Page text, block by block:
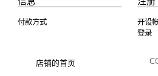
付款方式
开设
登录
店铺的首页